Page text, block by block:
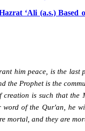
‘Ali (a.s.) Based
him peace, is the last
the Prophet is the
is such that the
of the Qur'an, he